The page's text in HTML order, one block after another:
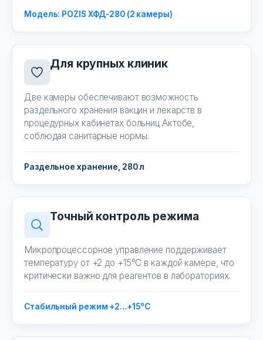
Модель: POZIS ХФД-280 (2 камеры)
Для крупных клиник
Две камеры обеспечивают возможность
раздельного хранения вакцин и лекарств в
процедурных кабинетах больниц Актобе,
соблюдая санитарные нормы.
Раздельное хранение, 280 л
Точный контроль режима
Микропроцессорное управление поддерживает
температуру от +2 до +15°C в каждой камере, что
критически важно для реагентов в лабораториях.
Стабильный режим +2…+15°C